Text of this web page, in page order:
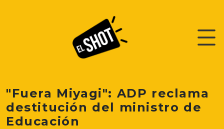
"Fuera Miyagi": ADP reclama
destitución del ministro de
Educación